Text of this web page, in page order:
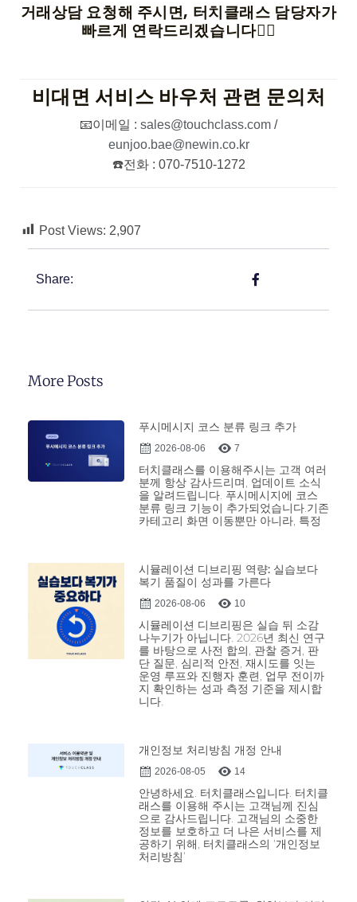
거래상담 요청해 주시면, 터치클래스 담당자가
빠르게 연락드리겠습니다🙆‍♀️
비대면 서비스 바우처 관련 문의처
📧이메일 : sales@touchclass.com /
eunjoo.bae@newin.co.kr
☎️전화 : 070-7510-1272
Post Views: 2,907
Share:
More Posts
푸시메시지 코스 분류 링크 추가
2026-08-06 7
터치클래스를 이용해주시는 고객 여러
분께 항상 감사드리며, 업데이트 소식
을 알려드립니다. 푸시메시지에 코스
분류 링크 기능이 추가되었습니다.기존
카테고리 화면 이동뿐만 아니라, 특정
시뮬레이션 디브리핑 역량: 실습보다
복기 품질이 성과를 가른다
2026-08-06 10
시뮬레이션 디브리핑은 실습 뒤 소감
나누기가 아닙니다. 2026년 최신 연구
를 바탕으로 사전 합의, 관찰 증거, 판
단 질문, 심리적 안전, 재시도를 잇는
운영 루프와 진행자 훈련, 업무 전이까
지 확인하는 성과 측정 기준을 제시합
니다.
개인정보 처리방침 개정 안내
2026-08-05 14
안녕하세요. 터치클래스입니다. 터치클
래스를 이용해 주시는 고객님께 진심
으로 감사드립니다. 고객님의 소중한
정보를 보호하고 더 나은 서비스를 제
공하기 위해, 터치클래스의 ‘개인정보
처리방침’